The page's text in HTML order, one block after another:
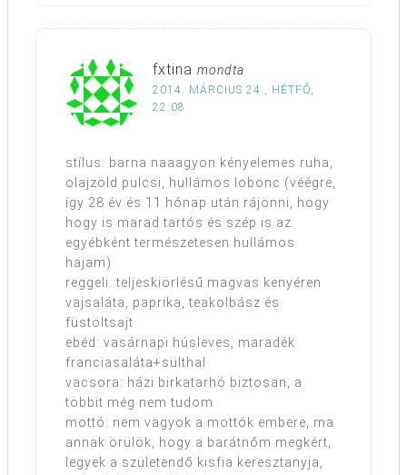
fxtina mondta
2014. MÁRCIUS 24., HÉTFŐ,
22:08
stílus: barna naaagyon kényelemes ruha,
olajzöld pulcsi, hullámos lobonc (véégre,
így 28 év és 11 hónap után rájönni, hogy
hogy is marad tartós és szép is az
egyébként természetesen hullámos
hajam)
reggeli: teljeskiörlésű magvas kenyéren
vajsaláta, paprika, teakolbász és
füstöltsajt
ebéd: vasárnapi húsleves, maradék
franciasaláta+sülthal
vacsora: házi birkatarhó biztosan, a
többit még nem tudom
mottó: nem vagyok a mottók embere, ma
annak örülök, hogy a barátnőm megkért,
legyek a születendő kisfia keresztanyja,